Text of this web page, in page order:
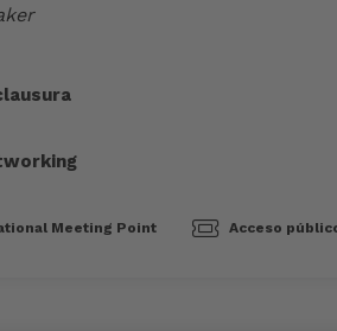
Meeting Point Acceso